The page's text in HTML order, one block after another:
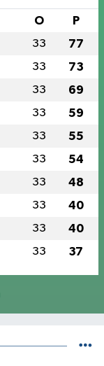
O P
33 77
33 73
33 69
33 59
33 55
33 54
33 48
33 40
33 40
33 37